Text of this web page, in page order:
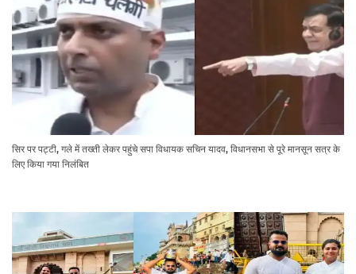
सिर पर पट्टी, गले में तख्ती लेकर पहुंचे सपा विधायक सचिन यादव, विधानसभा से पूरे मानसून सत्र के
लिए किया गया निलंबित